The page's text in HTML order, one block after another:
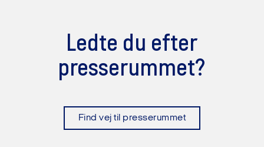
Ledte du efter
presserummet?
Find vej til presserummet